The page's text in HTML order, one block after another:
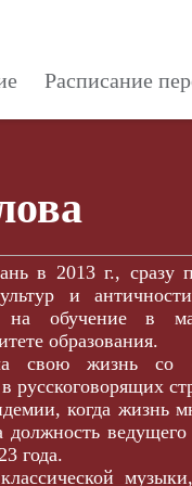
Расписание
в 2013 г., сразу
и
на обучение в
образования.
свою жизнь со
русскоговорящих
когда жизнь
должность
года.